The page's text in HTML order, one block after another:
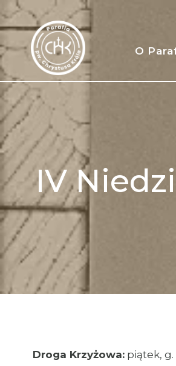
Przejdź
do
treści
O
IV
Droga Krzyżowa: piątek, g.